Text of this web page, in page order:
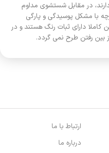
در مقابل شستشوی مداوم
با مشکل پوسیدگی و پارگی
کاملا دارای ثبات رنگ هستند و در
بین رفتن طرح نمی گردد.
ارتباط با ما
درباره ما